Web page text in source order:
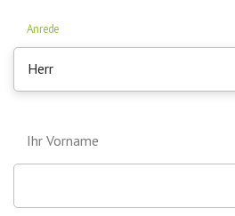
Anrede
Herr
Ihr Vorname